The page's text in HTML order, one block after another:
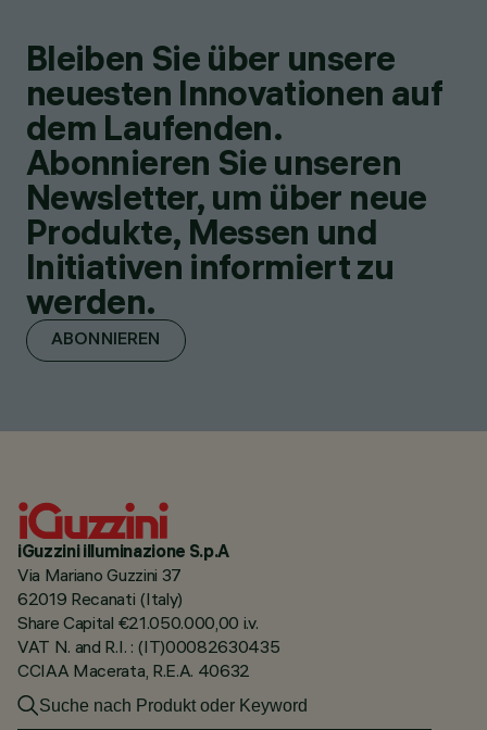
Bleiben Sie über unsere
neuesten Innovationen auf
dem Laufenden.
Abonnieren Sie unseren
Newsletter, um über neue
Produkte, Messen und
Initiativen informiert zu
werden.
ABONNIEREN
iGuzzini illuminazione S.p.A
Via Mariano Guzzini 37
62019 Recanati (Italy)
Share Capital €21.050.000,00 i.v.
VAT N. and R.I. : (IT)00082630435
CCIAA Macerata, R.E.A. 40632